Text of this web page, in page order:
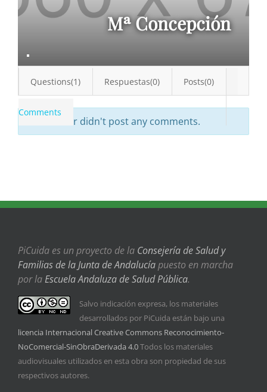
Mª Concepción
Questions(1) Respuestas(0) Posts(0)
Comments
The author didn't post any comments.
PiCuida es un proyecto de la Consejería de Salud y
Familias de la Junta de Andalucíapuesto en marcha
por laEscuela Andaluza de Salud Pública.
Salvo indicación expresa, los materiales
desarrollados por PiCuida están bajo una
licencia Internacional Creative Commons Reconocimiento-
NoComercial-SinObraDerivada 4.0Todos los materiales
audiovisuales utilizados en esta obra son propiedad de sus
respectivos autores.